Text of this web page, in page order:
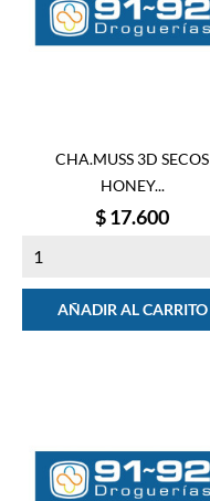
CHA.MUSS 3D SECOS
HONEY...
Precio
$ 17.600
AÑADIR AL CARRITO